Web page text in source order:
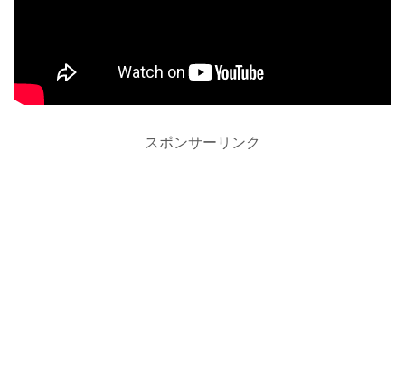
スポンサーリンク